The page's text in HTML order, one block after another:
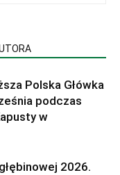
Polska Główka
podczas
w
2026.